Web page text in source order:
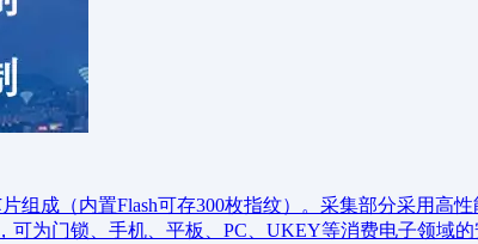
成（内置Flash可存300枚指纹）。采集部分采用高
为门锁、手机、平板、PC、UKEY等消费电子领域